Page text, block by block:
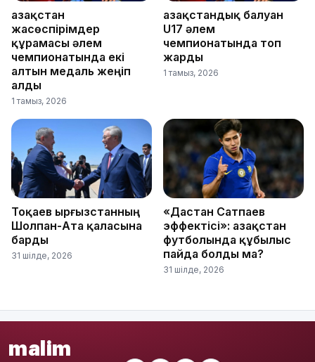
Қазақстан
жасөспірімдер
құрамасы әлем
чемпионатында екі
алтын медаль жеңіп
алды
1 тамыз, 2026
Қазақстандық балуан
U17 әлем
чемпионатында топ
жарды
1 тамыз, 2026
Тоқаев Қырғызстанның
Шолпан-Ата қаласына
барды
31 шілде, 2026
«Дастан Сатпаев
эффектісі»: Қазақстан
футболында құбылыс
пайда болды ма?
31 шілде, 2026
malim